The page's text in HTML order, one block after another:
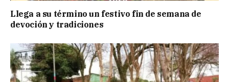
Llega a su término un festivo fin de semana de
devoción y tradiciones